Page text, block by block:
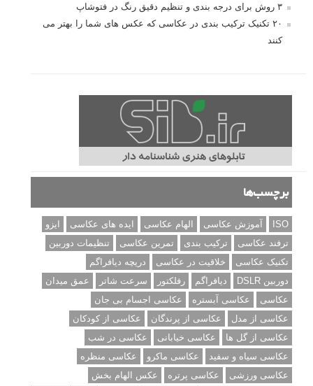
۳ روش برای درجه بندی و تنظیم دقیق رنگ در فتوشاپ
۲۰ تکنیک ترکیب بندی در عکاسی که عکس های شما را بهتر می
کنند
برچسب‌ها
ISO آموزش عکاسی الهام عکاسی ایده های عکاسی
ایزو
ترفند عکاسی
ترکیب بندی تمرین عکاسی
تنظیمات دوربین
تکنیک عکاسی
خلاقیت در عکاسی
دریچه دیافراگم
دوربین DSLR
دیافراگم رفلکتور سرعت شاتر
عمق میدان
عکاسی
عکاسی آبستره
عکاسی اجسام بی جان
عکاسی از مدل
عکاسی از پرندگان
عکاسی از کودکان
عکاسی از گل ها
عکاسی خیابانی
عکاسی در شب
عکاسی سیاه و سفید
عکاسی ماکرو
عکاسی منظره
عکاسی ورزشی
عکاسی پرتره
عکس الهام بخش